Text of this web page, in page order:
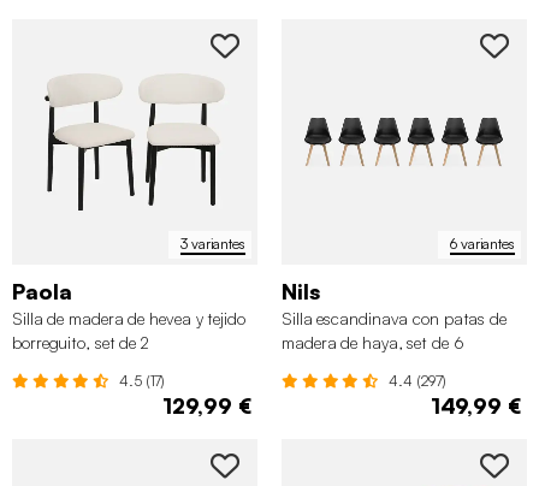
3 variantes
Paola
Silla de madera de hevea y tejido
borreguito, set de 2
4.5 (17)
129,99 €
6 variantes
Nils
Silla escandinava con patas de
madera de haya, set de 6
4.4 (297)
149,99 €